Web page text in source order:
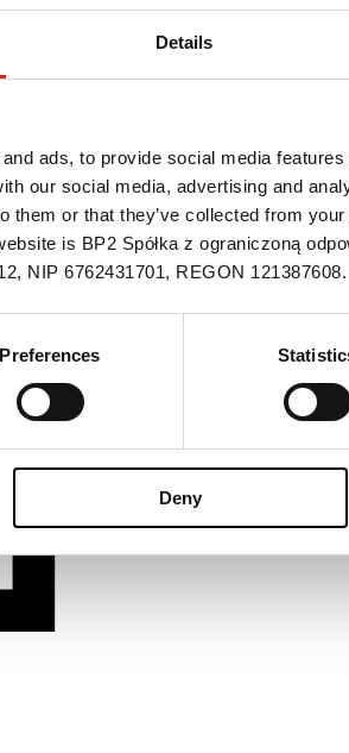
Details
ads, to provide social media
our social media, advertising and
them or that they’ve collected from
is BP2 Spółka z ograniczoną
NIP 6762431701, REGON 121387608.
Preferences
Deny